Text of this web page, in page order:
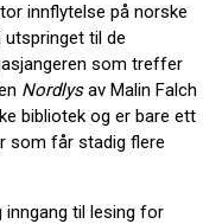
innflytelse på norske
til de
som treffer
Nordlysav Malin Falch
bibliotek og er bare ett
som får stadig flere
inngang til lesing for